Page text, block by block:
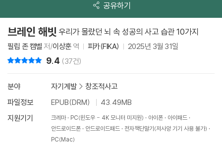
공유하기
브레인 해빗 우리가 몰랐던 뇌 속 성공의 사고 습관 10가지
필립 존 캠벨 저/이상훈역 피카(FIKA) 2025년 3월 31일
9.4 (37건)
분야 자기계발 > 창조적사고
파일정보
EPUB(DRM)
43.49MB
지원기기
크레마 PC(윈도우 - 4K 모니터 미지원) 아이폰
아이패드
안드로이드폰
안드로이드패드
전자책단말기(저사양 기기 사용 불가)
PC(Mac)